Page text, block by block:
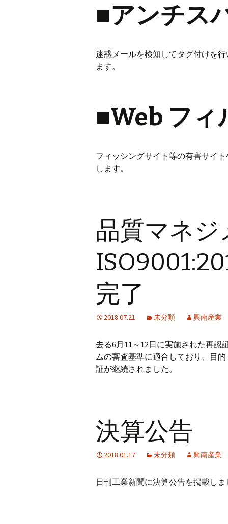
■アンチス
迷惑メールを検知してタグ付けを
ます。
■Web フィ
フィッシングサイト等の有害サイ
します。
品質マネ
完了
2018.07.21 未分類 興南産業
去る6月11～12日に実施された再認
ムの審査基準に適合しており、目
証が継続されました。
決算公告
2018.01.17 未分類 興南産業
日刊工業新聞に決算公告を掲載し